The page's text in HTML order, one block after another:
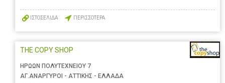
ΙΣΤΟΣΕΛΙΔΑ ΠΕΡΙΣΣΟΤΕΡΑ
THE COPY SHOP
ΗΡΩΩΝ ΠΟΛΥΤΕΧΝΕΙΟΥ 7
ΑΓ.ΑΝΑΡΓΥΡΟΙ - ΑΤΤΙΚΗΣ - ΕΛΛΑΔΑ